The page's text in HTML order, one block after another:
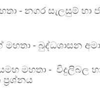
- නගර සැලසුම් හා
- බුද්ධශාසන
මහතා - විදුලිබල